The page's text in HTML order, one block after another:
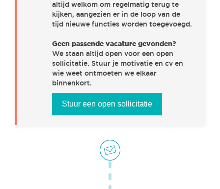
PURCHASE & LOGISTICS(0)
CUSTOMER SUPPORT & FIELD SERVICE(0)
(0)
altijd welkom om regelmatig terug te
kijken, aangezien er in de loop van de
tijd nieuwe functies worden toegevoegd.
Geen passende vacature gevonden?
We staan altijd open voor een open
sollicitatie. Stuur je motivatie en cv en
wie weet ontmoeten we elkaar
binnenkort.
Stuur een open sollicitatie